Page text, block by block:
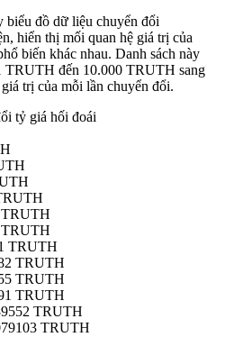
biểu đồ dữ liệu chuyển đổi
hiển thị mối quan hệ giá trị của
biến khác nhau. Danh sách này
TRUTH đến 10.000 TRUTH sang
trị của mỗi lần chuyển đổi.
tỷ giá hối đoái
TRUTH
TRUTH
TRUTH
TRUTH
TRUTH
TRUTH
TRUTH
TRUTH